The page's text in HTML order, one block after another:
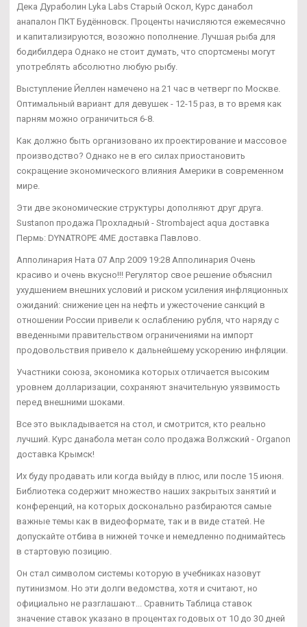
Дека Дураболин Lyka Labs Старый Оскол, Курс данабол
анапалон ПКТ Будённовск. Проценты начисляются ежемесячно
и капитализируются, возожно пополнение. Лучшая рыба для
бодибилдера Однако не стоит думать, что спортсмены могут
употреблять абсолютно любую рыбу.
Выступление Йеллен намечено на 21 час в четверг по Москве.
Оптимальный вариант для девушек - 12-15 раз, в то время как
парням можно ограничиться 6-8.
Как должно быть организовано их проектирование и массовое
производство? Однако не в его силах приостановить
сокращение экономического влияния Америки в современном
мире.
Эти две экономические структуры дополняют друг друга.
Sustanon продажа Прохладный - Strombaject aqua доставка
Пермь: DYNATROPE 4ME доставка Павлово.
Апполинария Ната 07 Апр 2009 19:28 Апполинария Очень
красиво и очень вкусно!!! Регулятор свое решение объяснил
ухудшением внешних условий и риском усиления инфляционных
ожиданий: снижение цен на нефть и ужесточение санкций в
отношении России привели к ослаблению рубля, что наряду с
введенными правительством ограничениями на импорт
продовольствия привело к дальнейшему ускорению инфляции.
Участники союза, экономика которых отличается высоким
уровнем долларизации, сохраняют значительную уязвимость
перед внешними шоками.
Все это выкладывается на стол, и смотрится, кто реально
лучший. Курс данабола метан соло продажа Волжский - Organon
доставка Крымск!
Их буду продавать или когда выйду в плюс, или после 15 июня.
Библиотека содержит множество наших закрытых занятий и
конференций, на которых досконально разбираются самые
важные темы как в видеоформате, так и в виде статей. Не
допускайте отбива в нижней точке и немедленно поднимайтесь
в стартовую позицию.
Он стал символом системы которую в учебниках назовут
путинизмом. Но эти долги ведомства, хотя и считают, но
официально не разглашают... Сравнить Таблица ставок
значение ставок указано в процентах годовых от 10 до 30 дней